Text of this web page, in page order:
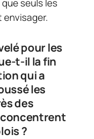
seuls les
envisager.
pour les
t-il la fin
qui a
les
des
?